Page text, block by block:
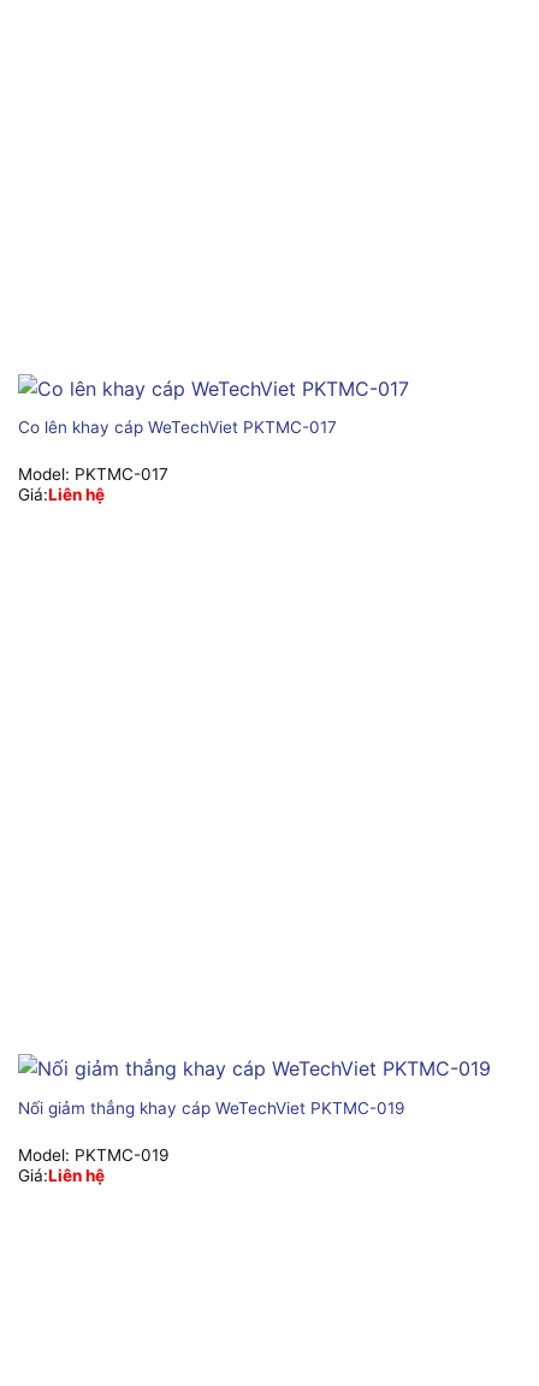
Co lên khay cáp WeTechViet PKTMC-017
Model: PKTMC-017
Giá:Liên hệ
Nối giảm thẳng khay cáp WeTechViet PKTMC-019
Model: PKTMC-019
Giá:Liên hệ